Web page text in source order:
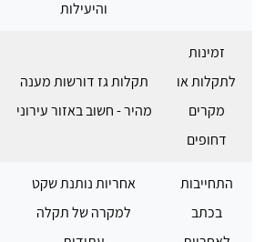
והיעילות
זמינות
לתקלות או
מקרים
דחופים
תקלות גז דורשות מענה
מהיר - חשוב באזור עירוני
התחייבות
בכתב
אחריות נותנת שקט
למקרה של תקלה